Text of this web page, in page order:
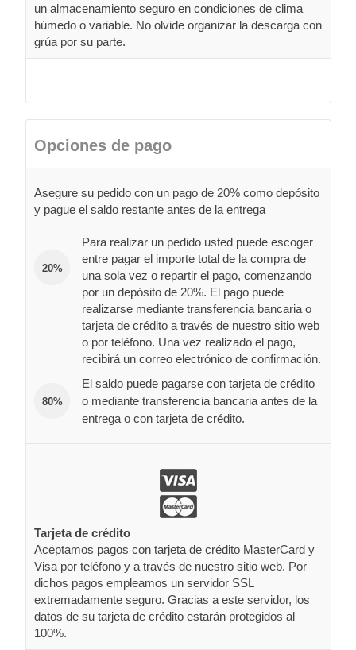
un almacenamiento seguro en condiciones de clima
húmedo o variable. No olvide organizar la descarga con
grúa por su parte.
Opciones de pago
Asegure su pedido con un pago de 20% como depósito
y pague el saldo restante antes de la entrega
20%
Para realizar un pedido usted puede escoger
entre pagar el importe total de la compra de
una sola vez o repartir el pago, comenzando
por un depósito de 20%. El pago puede
realizarse mediante transferencia bancaria o
tarjeta de crédito a través de nuestro sitio web
o por teléfono. Una vez realizado el pago,
recibirá un correo electrónico de confirmación.
80%
El saldo puede pagarse con tarjeta de crédito
o mediante transferencia bancaria antes de la
entrega o con tarjeta de crédito.
Tarjeta de crédito
Aceptamos pagos con tarjeta de crédito MasterCard y
Visa por teléfono y a través de nuestro sitio web. Por
dichos pagos empleamos un servidor SSL
extremadamente seguro. Gracias a este servidor, los
datos de su tarjeta de crédito estarán protegidos al
100%.